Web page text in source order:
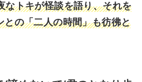
なトキが怪談を語り、それを
との「二人の時間」も彷彿と